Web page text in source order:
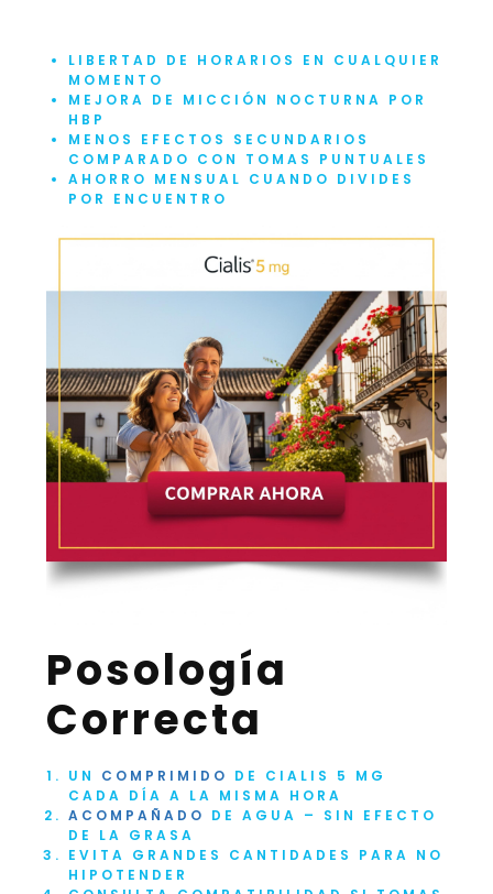
LIBERTAD DE HORARIOS EN CUALQUIER
MOMENTO
MEJORA DE MICCIÓN NOCTURNA POR
HBP
MENOS EFECTOS SECUNDARIOS
COMPARADO CON TOMAS PUNTUALES
AHORRO MENSUAL CUANDO DIVIDES
POR ENCUENTRO
Posología
Correcta
UN COMPRIMIDO DE CIALIS 5 MG
CADA DÍA A LA MISMA HORA
ACOMPAÑADO DE AGUA – SIN EFECTO
DE LA GRASA
EVITA GRANDES CANTIDADES PARA NO
HIPOTENDER